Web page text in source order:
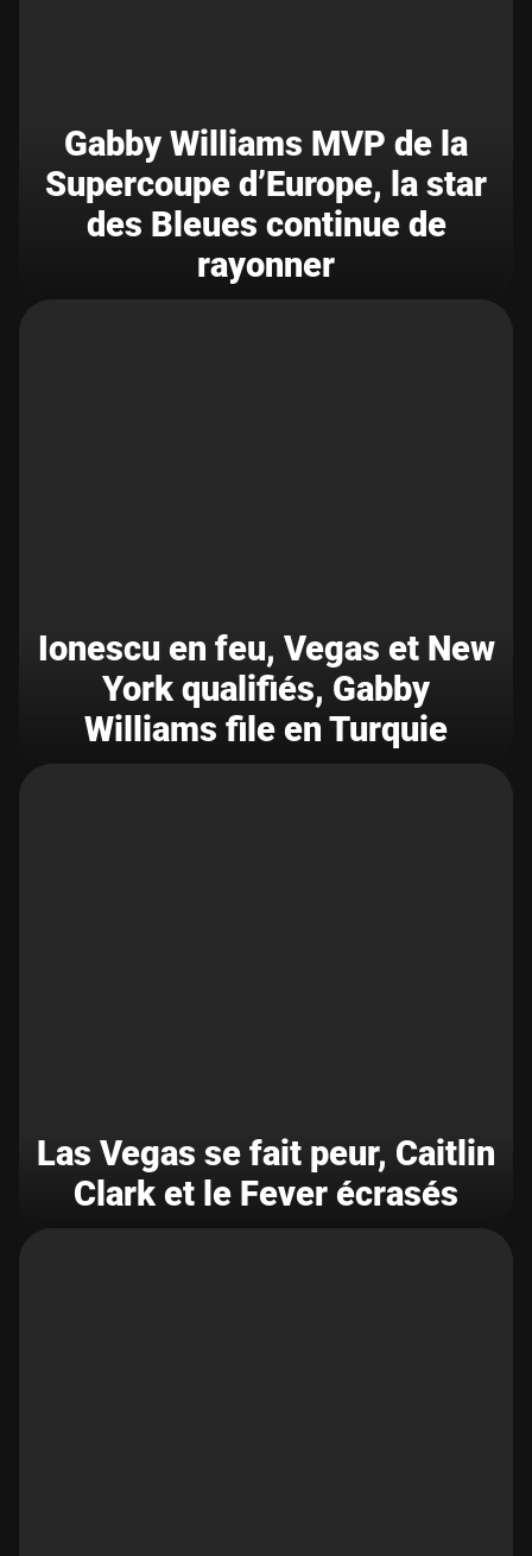
Gabby Williams MVP de la
Supercoupe d’Europe, la star
des Bleues continue de
rayonner
Ionescu en feu, Vegas et New
York qualifiés, Gabby
Williams file en Turquie
Las Vegas se fait peur, Caitlin
Clark et le Fever écrasés